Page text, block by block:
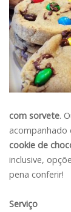
com sorvete.
acompanhado
cookie de
inclusive,
pena conferir!
Serviço